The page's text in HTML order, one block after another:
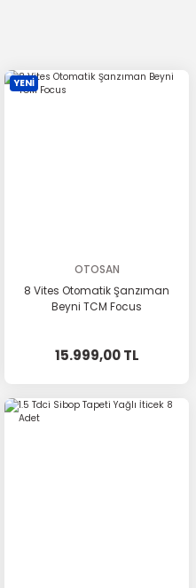
YENİ
OTOSAN
8 Vites Otomatik Şanzıman
Beyni TCM Focus
15.999,00 TL